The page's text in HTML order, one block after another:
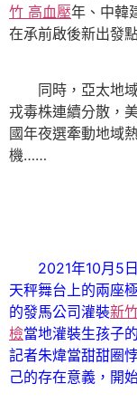
竹 高血壓年、中韓
在承前啟後新出發
同時，亞太地域
戎毒株連續分散，
國年夜選牽動地域
機……
2021年10月5日
天秤舞台上的兩座
的發馬公司灌裝新
檢當地灌裝生孩子
記者朱煒當甜甜圈
己的存在意義，開